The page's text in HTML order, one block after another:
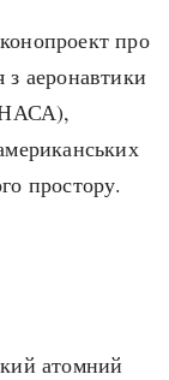
про
з аеронавтики
простору.
атомний